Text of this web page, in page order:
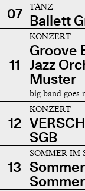
07
TANZ
Ballett
11
KONZERT
Groove
Jazz
Muster
big band goes
12
KONZERT
SGB
13
SOMMER IM